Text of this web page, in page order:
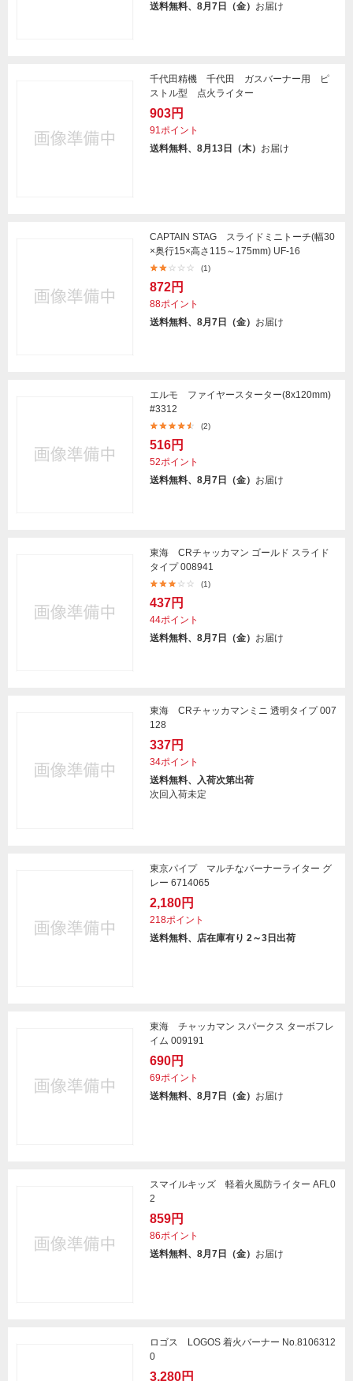
送料無料、8月7日（金） お届け
千代田精機 千代田 ガスバーナー用 ピ
ストル型 点火ライター
903円
91ポイント
送料無料、8月13日（木） お届け
CAPTAIN STAG スライドミニトーチ(幅30
×奥行15×高さ115～175mm) UF-16
(1)
872円
88ポイント
送料無料、8月7日（金） お届け
エルモ ファイヤースターター(8x120mm)
#3312
(2)
516円
52ポイント
送料無料、8月7日（金） お届け
東海 CRチャッカマン ゴールド スライド
タイプ 008941
(1)
437円
44ポイント
送料無料、8月7日（金） お届け
東海 CRチャッカマンミニ 透明タイプ 007
128
337円
34ポイント
送料無料、入荷次第出荷
次回入荷未定
東京パイプ マルチなバーナーライター グ
レー 6714065
2,180円
218ポイント
送料無料、店在庫有り 2～3日出荷
東海 チャッカマン スパークス ターボフレ
イム 009191
690円
69ポイント
送料無料、8月7日（金） お届け
スマイルキッズ 軽着火風防ライター AFL0
2
859円
86ポイント
送料無料、8月7日（金） お届け
ロゴス LOGOS 着火バーナー No.8106312
0
3,280円